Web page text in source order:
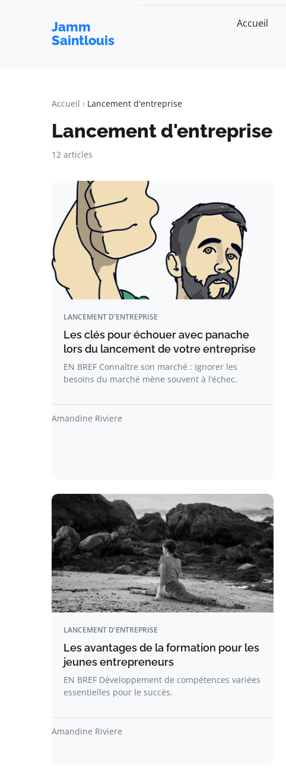
Jamm
Saintlouis
Accueil
Accueil Lancement d'entreprise
Lancement d'entreprise
12 articles
LANCEMENT D'ENTREPRISE
Les clés pour échouer avec panache
lors du lancement de votre entreprise
EN BREF Connaître son marché : Ignorer les
besoins du marché mène souvent à l’échec.
Amandine Riviere
LANCEMENT D'ENTREPRISE
Les avantages de la formation pour les
jeunes entrepreneurs
EN BREF Développement de compétences variées
essentielles pour le succès.
Amandine Riviere